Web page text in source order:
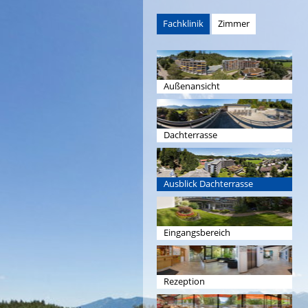
Fachklinik Zimmer
Außenansicht
Dachterrasse
Ausblick Dachterrasse
Eingangsbereich
Rezeption